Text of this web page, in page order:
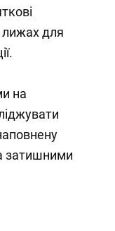
лижах для
на
затишними